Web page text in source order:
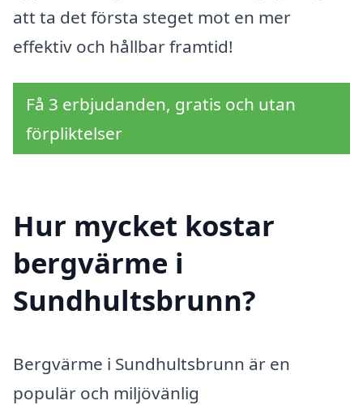
att ta det första steget mot en mer
effektiv och hållbar framtid!
Få 3 erbjudanden, gratis och utan
förpliktelser
Hur mycket kostar
bergvärme i
Sundhultsbrunn?
Bergvärme i Sundhultsbrunn är en
populär och miljövänlig